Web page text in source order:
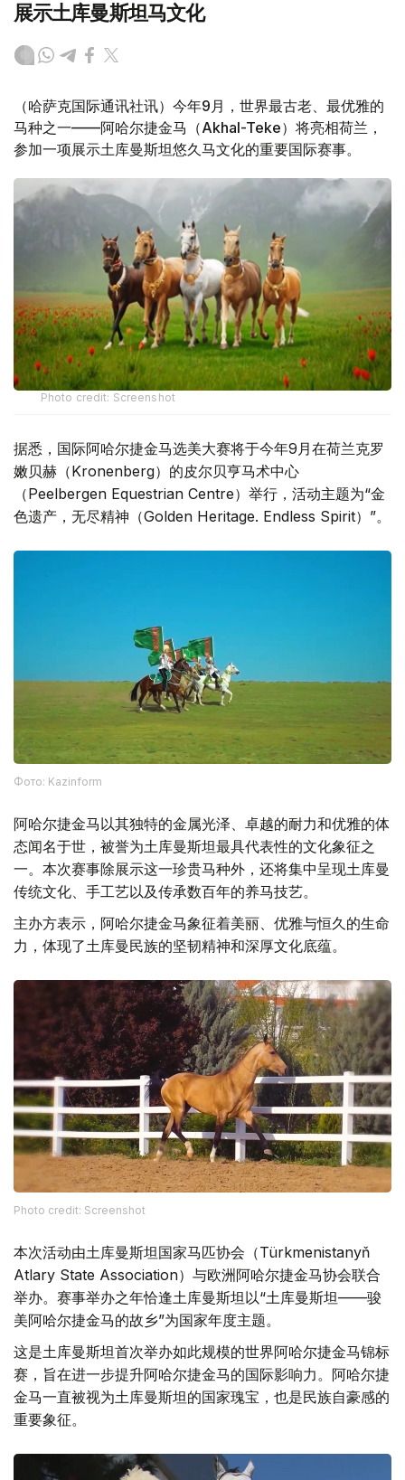
展示土库曼斯坦马文化
（哈萨克国际通讯社讯）今年9月，世界最古老、最优雅的
马种之一——阿哈尔捷金马（Akhal-Teke）将亮相荷兰，
参加一项展示土库曼斯坦悠久马文化的重要国际赛事。
Phоtо credit: Screenshot
据悉，国际阿哈尔捷金马选美大赛将于今年9月在荷兰克罗
嫩贝赫（Kronenberg）的皮尔贝亨马术中心
（Peelbergen Equestrian Centre）举行，活动主题为“金
色遗产，无尽精神（Golden Heritage. Endless Spirit）”。
Фото: Kazinform
阿哈尔捷金马以其独特的金属光泽、卓越的耐力和优雅的体
态闻名于世，被誉为土库曼斯坦最具代表性的文化象征之
一。本次赛事除展示这一珍贵马种外，还将集中呈现土库曼
传统文化、手工艺以及传承数百年的养马技艺。
主办方表示，阿哈尔捷金马象征着美丽、优雅与恒久的生命
力，体现了土库曼民族的坚韧精神和深厚文化底蕴。
Phоtо credit: Screenshot
本次活动由土库曼斯坦国家马匹协会（Türkmenistanyň
Atlary State Association）与欧洲阿哈尔捷金马协会联合
举办。赛事举办之年恰逢土库曼斯坦以“土库曼斯坦——骏
美阿哈尔捷金马的故乡”为国家年度主题。
这是土库曼斯坦首次举办如此规模的世界阿哈尔捷金马锦标
赛，旨在进一步提升阿哈尔捷金马的国际影响力。阿哈尔捷
金马一直被视为土库曼斯坦的国家瑰宝，也是民族自豪感的
重要象征。